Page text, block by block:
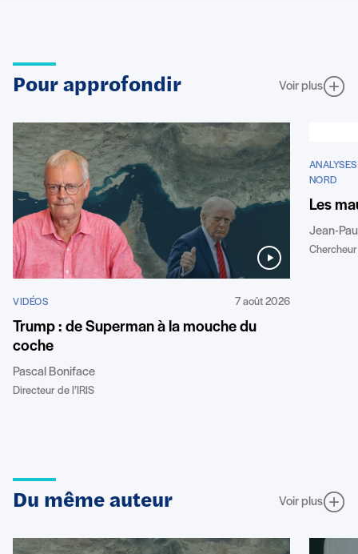
Pour approfondir Voir plus
VIDÉOS 7 août 2026
Trump : de Superman à la mouche du
coche
Pascal Boniface
Directeur de l’IRIS
NORD
Les
Jean-
Chercheur
Du même auteur Voir plus